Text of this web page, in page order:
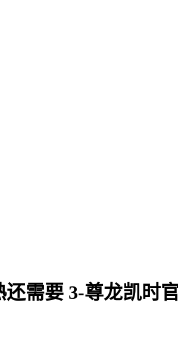
需要 3-尊龙凯时